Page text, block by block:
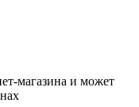
магазина и может